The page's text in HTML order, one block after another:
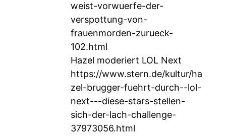
weist-vorwuerfe-der-
verspottung-von-
frauenmorden-zurueck-
102.html
Hazel moderiert LOL Next
https://www.stern.de/kultur/ha
zel-brugger-fuehrt-durch--lol-
next---diese-stars-stellen-
sich-der-lach-challenge-
37973056.html